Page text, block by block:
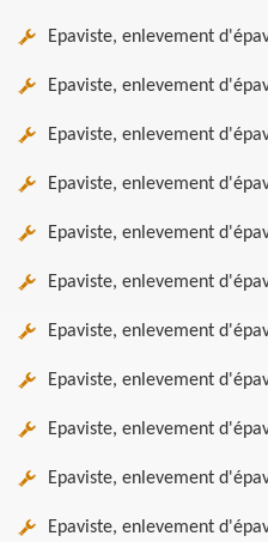
Epaviste, enlevement
Epaviste, enlevement
Epaviste, enlevement
Epaviste, enlevement
Epaviste, enlevement
Epaviste, enlevement
Epaviste, enlevement
Epaviste, enlevement
Epaviste, enlevement
Epaviste, enlevement
Epaviste, enlevement